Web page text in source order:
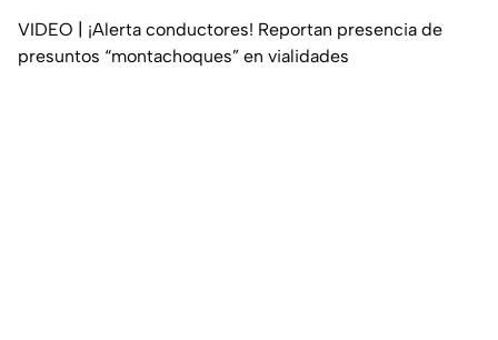
VIDEO | ¡Alerta conductores! Reportan presencia de
presuntos “montachoques” en vialidades